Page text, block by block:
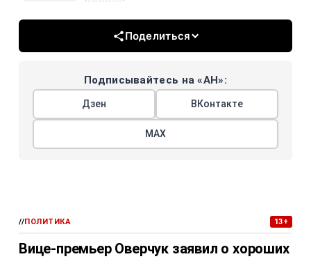
Поделиться
Подписывайтесь на «АН»:
Дзен ВКонтакте
МАХ
//ПОЛИТИКА 13+
Вице-премьер Оверчук заявил о хороших